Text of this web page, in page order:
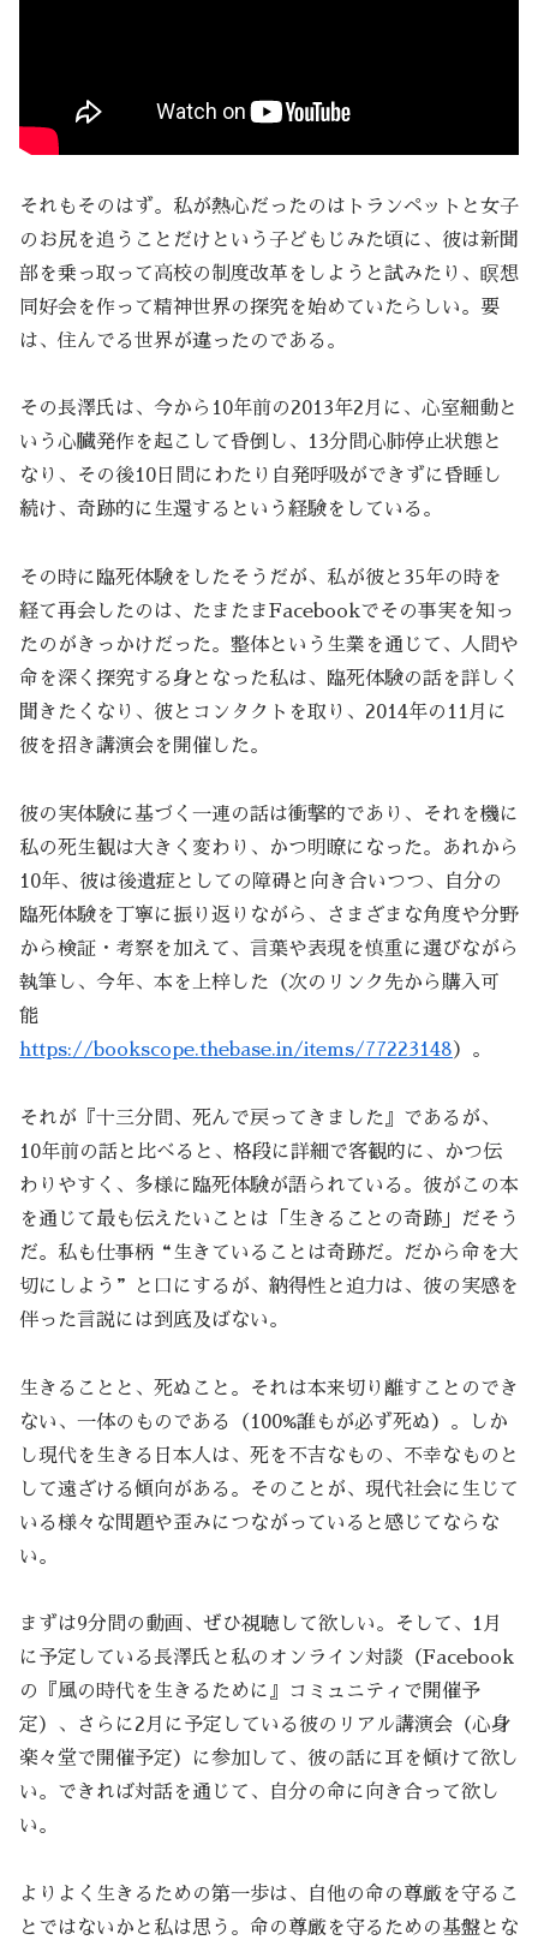
それもそのはず。私が熱心だったのはトランペットと女子
のお尻を追うことだけという子どもじみた頃に、彼は新聞
部を乗っ取って高校の制度改革をしようと試みたり、瞑想
同好会を作って精神世界の探究を始めていたらしい。要
は、住んでる世界が違ったのである。
その長澤氏は、今から10年前の2013年2月に、心室細動と
いう心臓発作を起こして昏倒し、13分間心肺停止状態と
なり、その後10日間にわたり自発呼吸ができずに昏睡し
続け、奇跡的に生還するという経験をしている。
その時に臨死体験をしたそうだが、私が彼と35年の時を
経て再会したのは、たまたまFacebookでその事実を知っ
たのがきっかけだった。整体という生業を通じて、人間や
命を深く探究する身となった私は、臨死体験の話を詳しく
聞きたくなり、彼とコンタクトを取り、2014年の11月に
彼を招き講演会を開催した。
彼の実体験に基づく一連の話は衝撃的であり、それを機に
私の死生観は大きく変わり、かつ明瞭になった。あれから
10年、彼は後遺症としての障碍と向き合いつつ、自分の
臨死体験を丁寧に振り返りながら、さまざまな角度や分野
から検証・考察を加えて、言葉や表現を慎重に選びながら
執筆し、今年、本を上梓した（次のリンク先から購入可
能
https://bookscope.thebase.in/items/77223148）。
それが『十三分間、死んで戻ってきました』であるが、
10年前の話と比べると、格段に詳細で客観的に、かつ伝
わりやすく、多様に臨死体験が語られている。彼がこの本
を通じて最も伝えたいことは「生きることの奇跡」だそう
だ。私も仕事柄“生きていることは奇跡だ。だから命を大
切にしよう”と口にするが、納得性と迫力は、彼の実感を
伴った言説には到底及ばない。
生きることと、死ぬこと。それは本来切り離すことのでき
ない、一体のものである（100%誰もが必ず死ぬ）。しか
し現代を生きる日本人は、死を不吉なもの、不幸なものと
して遠ざける傾向がある。そのことが、現代社会に生じて
いる様々な問題や歪みにつながっていると感じてならな
い。
まずは9分間の動画、ぜひ視聴して欲しい。そして、1月
に予定している長澤氏と私のオンライン対談（Facebook
の『風の時代を生きるために』コミュニティで開催予
定）、さらに2月に予定している彼のリアル講演会（心身
楽々堂で開催予定）に参加して、彼の話に耳を傾けて欲し
い。できれば対話を通じて、自分の命に向き合って欲し
い。
よりよく生きるための第一歩は、自他の命の尊厳を守るこ
とではないかと私は思う。命の尊厳を守るための基盤とな